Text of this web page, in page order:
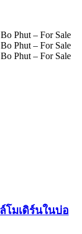
โมเดิร์นในบ่อ